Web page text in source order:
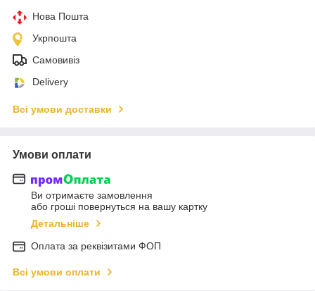
Нова Пошта
Укрпошта
Самовивіз
Delivery
Всі умови доставки
Умови оплати
Ви отримаєте замовлення
або гроші повернуться на вашу картку
Детальніше
Оплата за реквізитами ФОП
Всі умови оплати